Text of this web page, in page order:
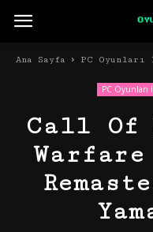
Ana Sayfa PC
PC Oyunları
Call Of
Warfare